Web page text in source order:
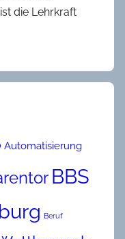
die Lehrkraft
Automatisierung
BBS
Beruf